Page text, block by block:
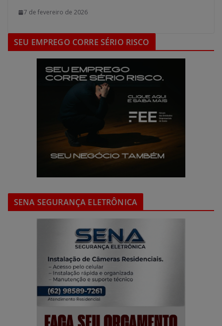
7 de fevereiro de 2026
SEU EMPREGO CORRE SÉRIO RISCO
SENA SEGURANÇA ELETRÔNICA